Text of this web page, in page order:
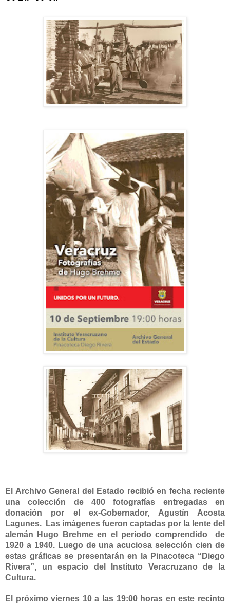
El Archivo General del Estado recibió en fecha reciente
una colección de 400 fotografías entregadas en
donación por el ex-Gobernador, Agustín Acosta
Lagunes.
Las imágenes fueron captadas por la lente del
alemán Hugo Brehme en el periodo comprendido
de
1920 a1940. Luego de una acuciosa selección cien de
estas gráficas se presentarán en
la Pinacoteca “Diego
Rivera”, un espacio del Instituto Veracruzano de
la
Cultura.
El próximo viernes 10 a las 19:00 horas en este recinto